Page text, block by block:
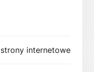
strony internetowe